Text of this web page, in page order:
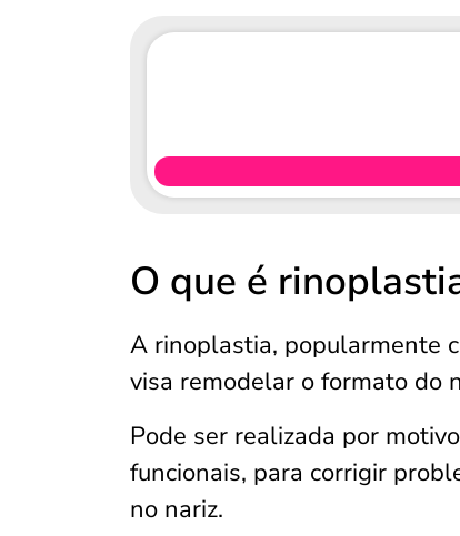
O que é
A rinoplastia, popularmente
visa remodelar o formato do
Pode ser realizada por
funcionais, para corrigir
no nariz.